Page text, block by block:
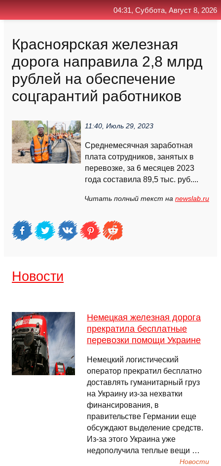
Красноярская железная
дорога направила 2,8 млрд
рублей на обеспечение
соцгарантий работников
11:40, Июль 29, 2023
Среднемесячная заработная
плата сотрудников, занятых в
перевозке, за 6 месяцев 2023
года составила 89,5 тыс. руб....
Читать полный текст на newslab.ru
Новости
Немецкая железная дорога
прекратила бесплатные
перевозки помощи Украине
Немецкий логистический
оператор прекратил бесплатно
доставлять гуманитарный груз
на Украину из-за нехватки
финансирования, в
правительстве Германии еще
обсуждают выделение средств.
Из-за этого Украина уже
недополучила теплые вещи …
Новости
04:31, Суббота, Август 8, 2026